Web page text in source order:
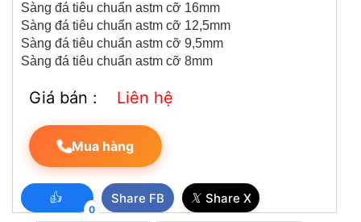
BỘ XUYÊN ĐỘNG DCP HIỆN TRƯỜNG
Sàng đá tiêu chuẩn astm cỡ 16mm
Sàng đá tiêu chuẩn astm cỡ 12,5mm
Sàng đá tiêu chuẩn astm cỡ 9,5mm
Sàng đá tiêu chuẩn astm cỡ 8mm
Giá bán : Liên hệ
Mua hàng
👍
0
Share FB 𝕏 Share X